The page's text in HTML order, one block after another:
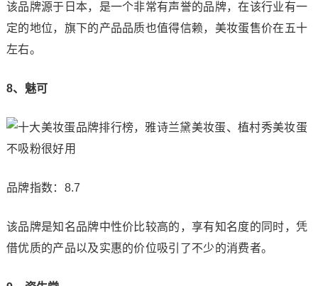
该品牌源于日本，是一个非常有声誉的品牌，在该行业有一
定的地位，旗下的产品品质也值得信赖，美妆蛋售价在五十
左右。
8、魅可
品牌指数：8.7
该品牌是知名品牌中性价比较高的，享有知名度的同时，凭
借优质的产品以及实惠的价位吸引了不少的消费者。